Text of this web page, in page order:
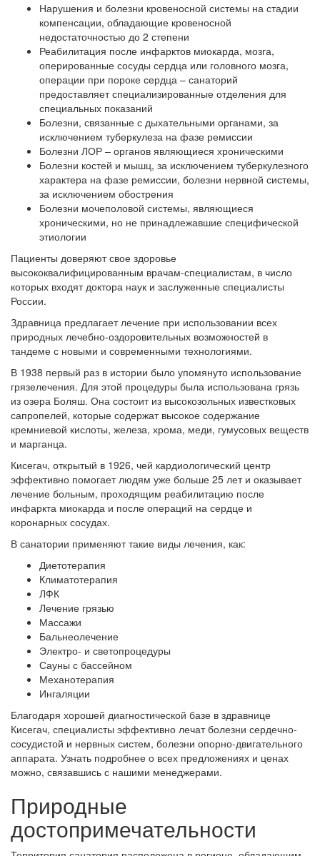
Нарушения и болезни кровеносной системы на стадии
компенсации, обладающие кровеносной
недостаточностью до 2 степени
Реабилитация после инфарктов миокарда, мозга,
оперированные сосуды сердца или головного мозга,
операции при пороке сердца – санаторий
предоставляет специализированные отделения для
специальных показаний
Болезни, связанные с дыхательными органами, за
исключением туберкулеза на фазе ремиссии
Болезни ЛОР – органов являющиеся хроническими
Болезни костей и мышц, за исключением туберкулезного
характера на фазе ремиссии, болезни нервной системы,
за исключением обострения
Болезни мочеполовой системы, являющиеся
хроническими, но не принадлежавшие специфической
этиологии
Пациенты доверяют свое здоровье
высококвалифицированным врачам-специалистам, в число
которых входят доктора наук и заслуженные специалисты
России.
Здравница предлагает лечение при использовании всех
природных лечебно-оздоровительных возможностей в
тандеме с новыми и современными технологиями.
В 1938 первый раз в истории было упомянуто использование
грязелечения. Для этой процедуры была использована грязь
из озера Боляш. Она состоит из высокозольных известковых
сапропелей, которые содержат высокое содержание
кремниевой кислоты, железа, хрома, меди, гумусовых веществ
и марганца.
Кисегач, открытый в 1926, чей кардиологический центр
эффективно помогает людям уже больше 25 лет и оказывает
лечение больным, проходящим реабилитацию после
инфаркта миокарда и после операций на сердце и
коронарных сосудах.
В санатории применяют такие виды лечения, как:
Диетотерапия
Климатотерапия
ЛФК
Лечение грязью
Массажи
Бальнеолечение
Электро- и светопроцедуры
Сауны с бассейном
Механотерапия
Ингаляции
Благодаря хорошей диагностической базе в здравнице
Кисегач, специалисты эффективно лечат болезни сердечно-
сосудистой и нервных систем, болезни опорно-двигательного
аппарата. Узнать подробнее о всех предложениях и ценах
можно, связавшись с нашими менеджерами.
Природные
достопримечательности